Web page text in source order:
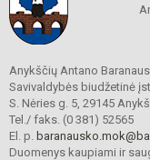
Anykščių Antano
Savivaldybės biudžetinė
S. Nėries g. 5, 29145
Tel./ faks. (0 381) 52565
El. p.
Duomenys kaupiami ir